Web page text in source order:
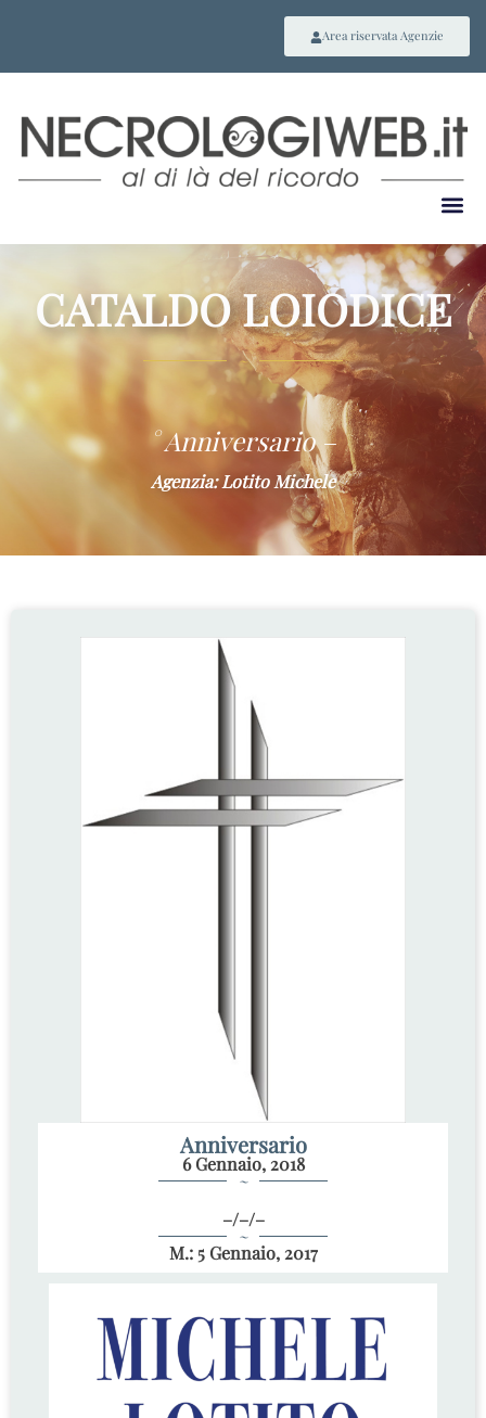
Area riservata Agenzie
CATALDO LOIODICE
~
° Anniversario –
Agenzia: Lotito Michele
Anniversario
6 Gennaio, 2018
~
–/–/–
~
M.: 5 Gennaio, 2017